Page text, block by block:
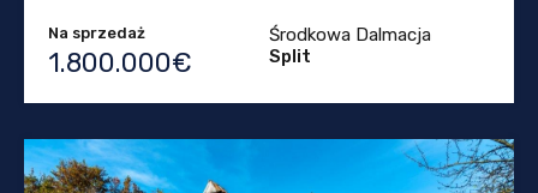
Na sprzedaż
1.800.000€
Środkowa Dalmacja
Split